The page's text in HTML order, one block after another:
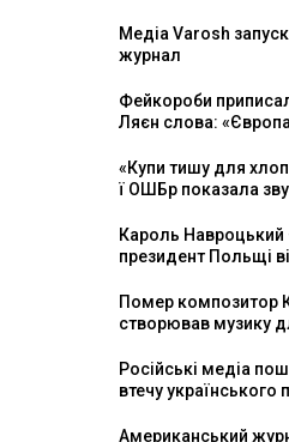
Медіа Varosh
журнал
Фейкороби
Ляєн слова:
«Купи тишу для
ї ОШБр показала
Кароль Навроцький
президент Польщі
Помер композитор
створював музику
Російські медіа
втечу українського
Американський